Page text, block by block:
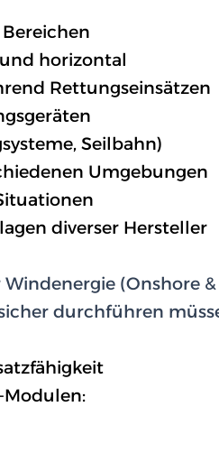
horizontal
Rettungseinsätzen
Seilbahn)
Umgebungen
diverser Hersteller
(Onshore
durchführen